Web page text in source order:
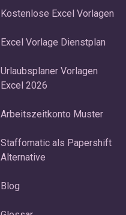
Kostenlose Excel Vorlagen
Excel Vorlage Dienstplan
Urlaubsplaner Vorlagen
Excel 2026
Arbeitszeitkonto Muster
Staffomatic als Papershift
Alternative
Blog